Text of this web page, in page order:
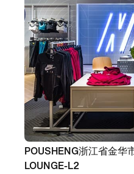
POUSHENG浙江省金华
LOUNGE-L2